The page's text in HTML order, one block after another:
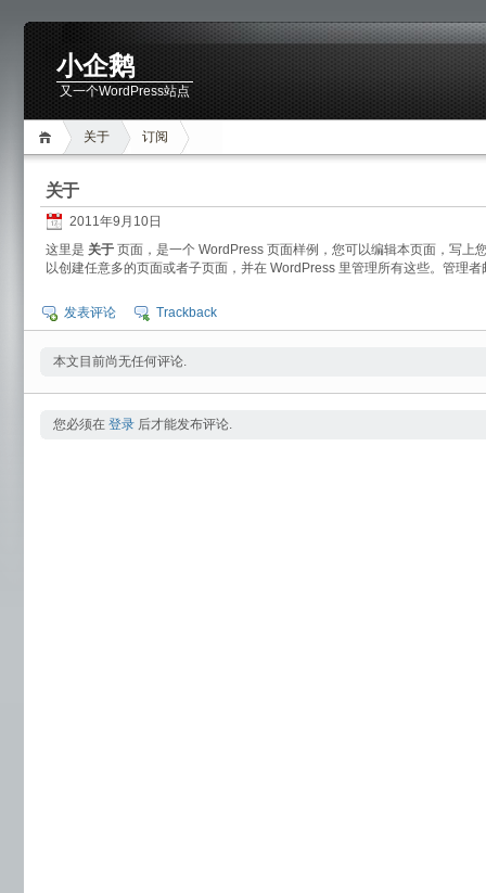
小企鹅
又一个WordPress站点
关于 订阅
关于
2011年9月10日
这里是 关于 页面，是一个 WordPress 页面样例，您可以编辑本页面，写上
以创建任意多的页面或者子页面，并在 WordPress 里管理所有这些。管理
发表评论 Trackback
本文目前尚无任何评论.
您必须在 登录 后才能发布评论.